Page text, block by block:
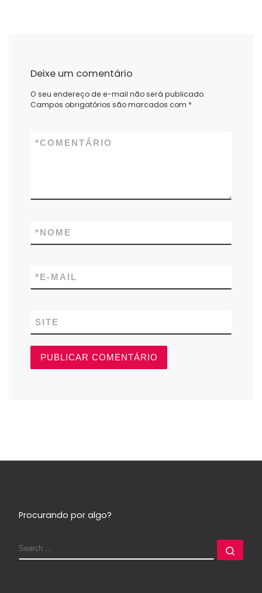
Deixe um comentário
O seu endereço de e-mail não será publicado.
Campos obrigatórios são marcados com *
COMENTÁRIO
*
NOME
*
E-MAIL
*
SITE
Procurando por algo?